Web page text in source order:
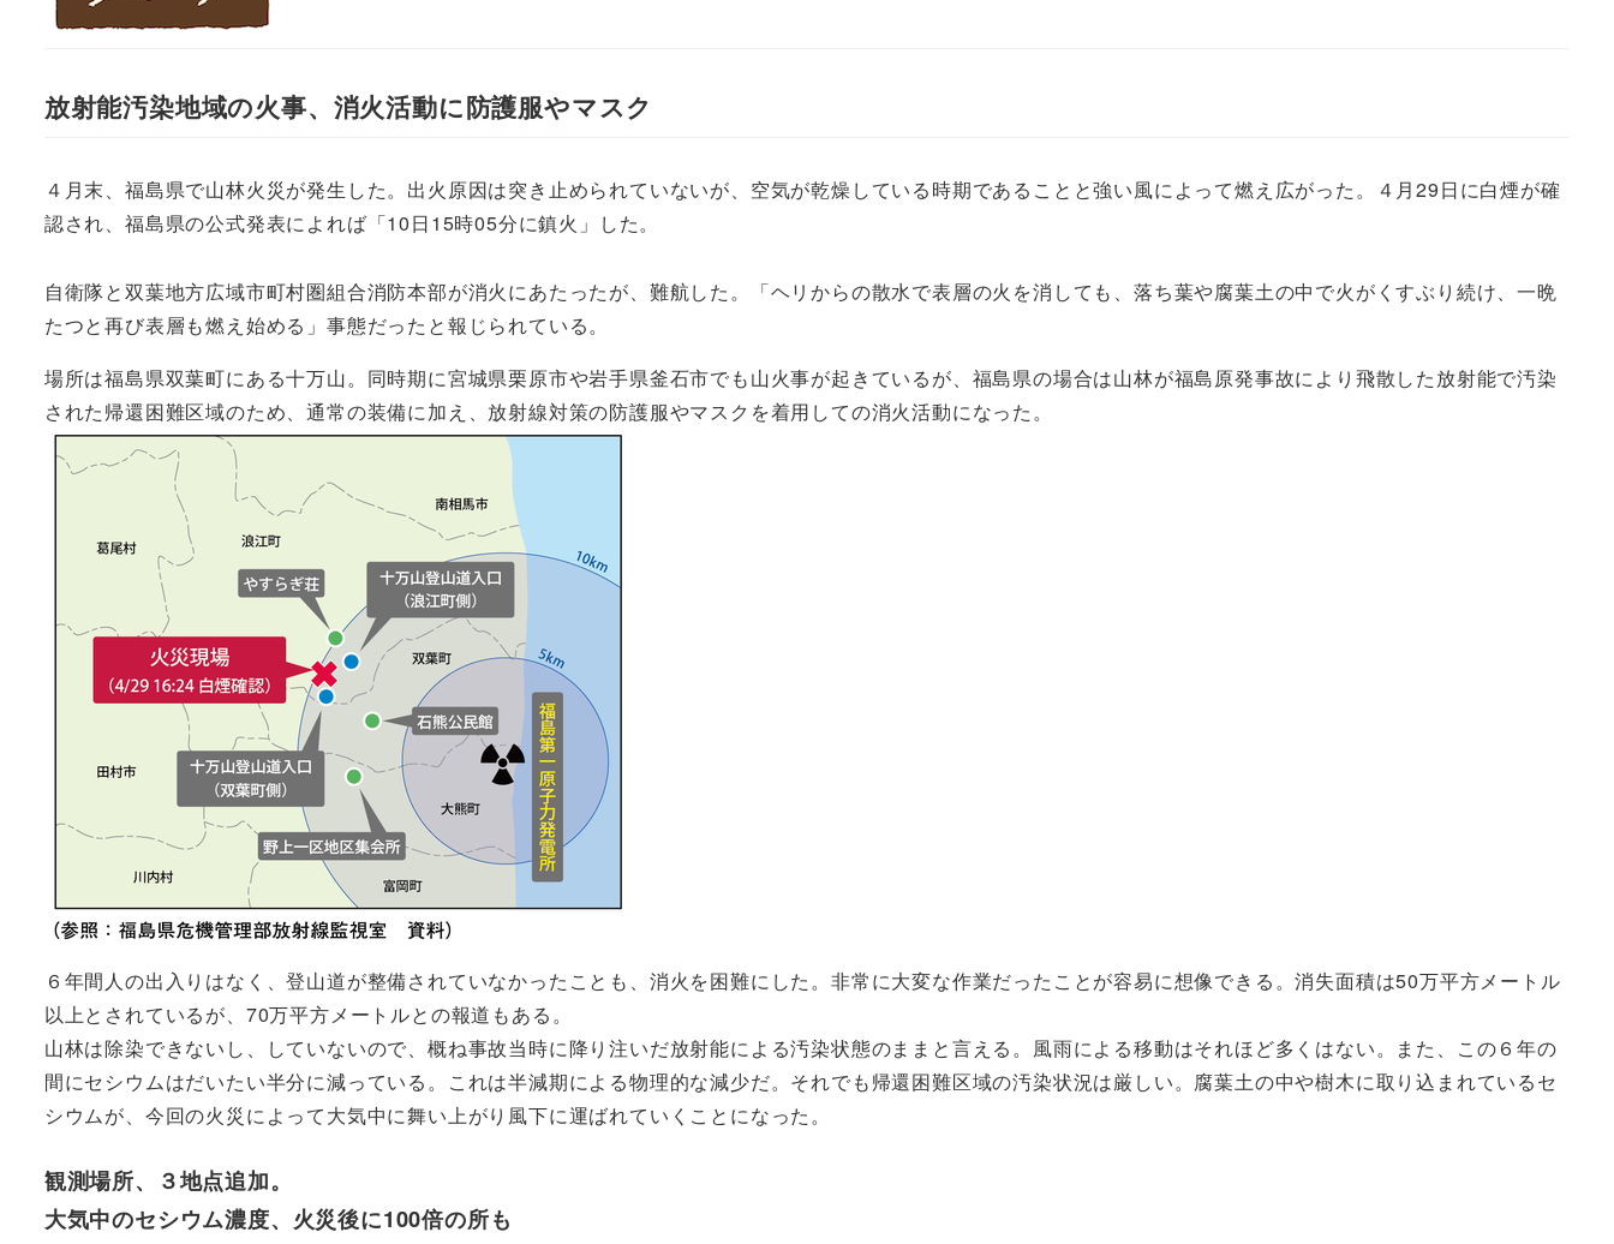
放射能汚染地域の火事、消火活動に防護服やマスク
４月末、福島県で山林火災が発生した。出火原因は突き止められていないが、空気が乾燥している時期であることと強い風によって燃え広がった。４月29日に白煙が確
認され、福島県の公式発表によれば「10日15時05分に鎮火」した。
自衛隊と双葉地方広域市町村圏組合消防本部が消火にあたったが、難航した。「ヘリからの散水で表層の火を消しても、落ち葉や腐葉土の中で火がくすぶり続け、一晩
たつと再び表層も燃え始める」事態だったと報じられている。
場所は福島県双葉町にある十万山。同時期に宮城県栗原市や岩手県釜石市でも山火事が起きているが、福島県の場合は山林が福島原発事故により飛散した放射能で汚染
された帰還困難区域のため、通常の装備に加え、放射線対策の防護服やマスクを着用しての消火活動になった。
６年間人の出入りはなく、登山道が整備されていなかったことも、消火を困難にした。非常に大変な作業だったことが容易に想像できる。消失面積は50万平方メートル
以上とされているが、70万平方メートルとの報道もある。
山林は除染できないし、していないので、概ね事故当時に降り注いだ放射能による汚染状態のままと言える。風雨による移動はそれほど多くはない。また、この６年の
間にセシウムはだいたい半分に減っている。これは半減期による物理的な減少だ。それでも帰還困難区域の汚染状況は厳しい。腐葉土の中や樹木に取り込まれているセ
シウムが、今回の火災によって大気中に舞い上がり風下に運ばれていくことになった。
観測場所、３地点追加。
大気中のセシウム濃度、火災後に100倍の所も